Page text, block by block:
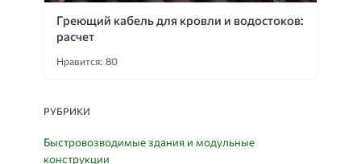
Греющий кабель для кровли и водостоков:
расчет
Нравится: 80
РУБРИКИ
Быстровозводимые здания и модульные
конструкции